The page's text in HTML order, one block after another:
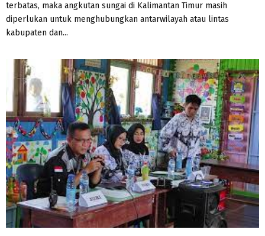
terbatas, maka angkutan sungai di Kalimantan Timur masih
diperlukan untuk menghubungkan antarwilayah atau lintas
kabupaten dan...